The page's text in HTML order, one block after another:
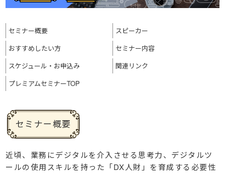
セミナー概要
スピーカー
おすすめ したい方
セミナー内容
スケジュール・ お申込み
関連リンク
プレミアムセミナーTOP
セミナー概要
近頃、業務にデジタルを介入させる思考力、デジタルツ
ールの使用スキルを持った「DX人財」を育成する必要性